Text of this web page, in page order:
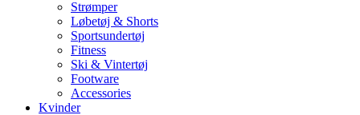
Strømper
Løbetøj & Shorts
Sportsundertøj
Fitness
Ski & Vintertøj
Footware
Accessories
Kvinder